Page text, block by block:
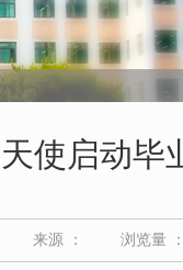
使启动毕
来源 ： 浏览量 ：